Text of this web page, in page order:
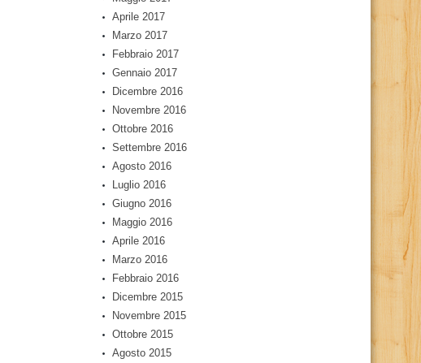
Aprile 2017
Marzo 2017
Febbraio 2017
Gennaio 2017
Dicembre 2016
Novembre 2016
Ottobre 2016
Settembre 2016
Agosto 2016
Luglio 2016
Giugno 2016
Maggio 2016
Aprile 2016
Marzo 2016
Febbraio 2016
Dicembre 2015
Novembre 2015
Ottobre 2015
Agosto 2015